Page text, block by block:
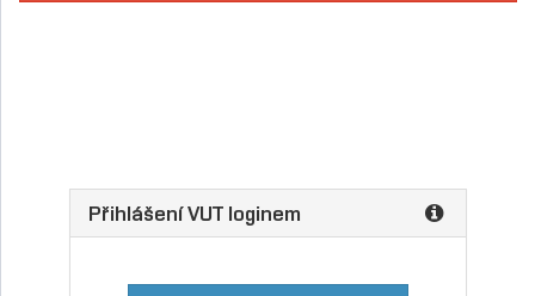
Přihlášení VUT loginem